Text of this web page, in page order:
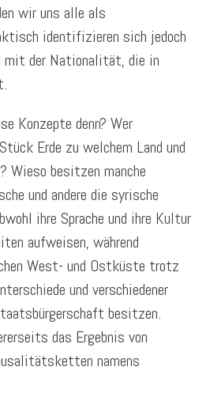
wir uns alle als
identifizieren sich jedoch
mit der Nationalität, die in
Konzepte denn? Wer
Erde zu welchem Land und
Wieso besitzen manche
und andere die syrische
ihre Sprache und ihre Kultur
aufweisen, während
West- und Ostküste trotz
und verschiedener
besitzen.
das Ergebnis von
namens